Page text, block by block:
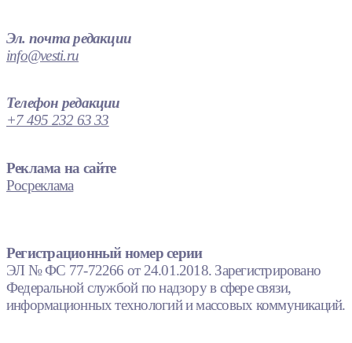
Эл. почта редакции
info@vesti.ru
Телефон редакции
+7 495 232 63 33
Реклама на сайте
Росреклама
Регистрационный номер серии
ЭЛ № ФС 77-72266 от 24.01.2018. Зарегистрировано
Федеральной службой по надзору в сфере связи,
информационных технологий и массовых коммуникаций.